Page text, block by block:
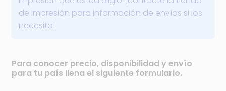
de impresión para información de envíos si los
necesita!
Para conocer precio, disponibilidad y envío
para tu país llena el siguiente formulario.